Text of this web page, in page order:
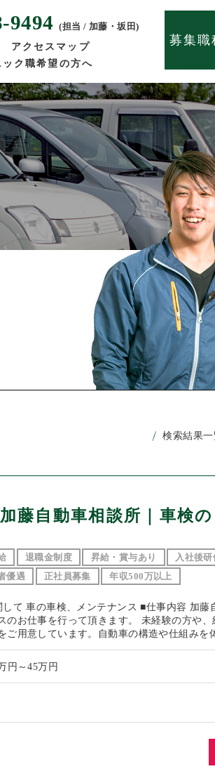
9494 (担当 / 加藤・坂田)
アクセスマップ
ック職希望の方へ
募集職
検索結果一
藤自動車相談所｜車検
退職金制度 昇給・賞与あり 入社後
優遇 正社員募集 年収500万以上
して 車の車検、メンテナンス ■仕事内容 加藤
のお仕事を行って頂きます。 未経験の方や
ご用意しています。自動車の構造や仕組みを
円～45万円